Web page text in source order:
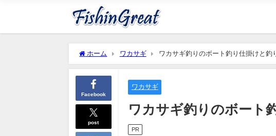
ホーム ワカサギ ワカサギ釣りのボート釣り仕掛けと釣
Facebook
post
ワカサギ
ワカサギ釣りのボート
PR